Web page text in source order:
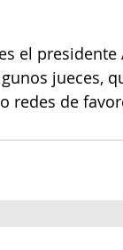
el
jueces,
redes de